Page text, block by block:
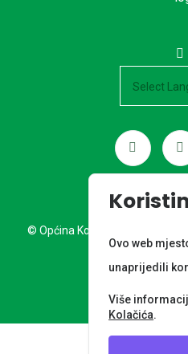
© Općina Kotoriba. Sva prava
Nordia
Ovo web
unaprijedili
Više
Kolačića.